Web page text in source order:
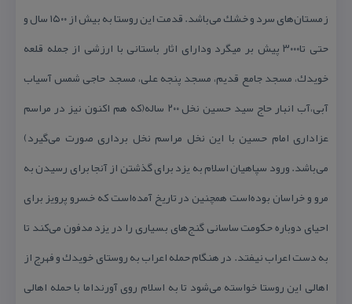
زمستان‌های سرد و خشك می‌باشد. قدمت این روستا به بیش از ۱۵۰۰ سال و
حتی تا۳۰۰۰ پیش بر میگرد ودارای اثار باستانی با ارزشی از جمله قلعه
خویدك، مسجد جامع قدیم، مسجد پنجه علی، مسجد حاجی شمس آسیاب
آبی،آب انبار حاج سید حسین نخل ۲۰۰ ساله(كه هم اكنون نیز در مراسم
عزاداری امام حسین با این نخل مراسم نخل برداری صورت می‌گیرد)
می‌باشد. ورود سپاهیان اسلام به یزد برای گذشتن از آنجا برای رسیدن به
مرو و خراسان بوده‌است همچنین در تاریخ آمده‌است كه خسرو پرویز برای
احیای دوباره حكومت ساسانی گنج‌های بسیاری را در یزد مدفون می‌كند تا
به دست اعراب نیفتد. در هنگام حمله اعراب به روستای خویدك و فهرج از
اهالی این روستا خواسته می‌شود تا به اسلام روی آورنداما با حمله اهالی